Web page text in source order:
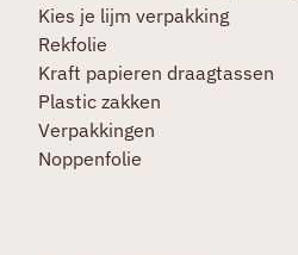
Kies je lijm verpakking
Rekfolie
Kraft papieren draagtassen
Plastic zakken
Verpakkingen
Noppenfolie